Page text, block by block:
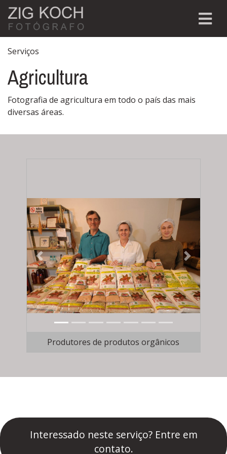
Serviços
Agricultura
Fotografia de agricultura em todo o país das mais
diversas áreas.
Produtores de produtos orgânicos
Previous Next
Interessado neste serviço? Entre em
contato.